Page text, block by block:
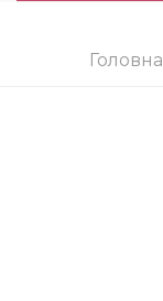
Головна